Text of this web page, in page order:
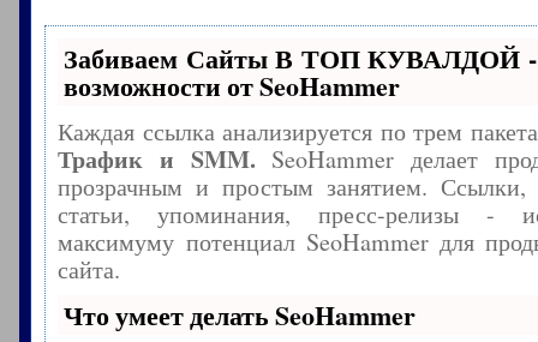
Забиваем Сайты В ТОП КУВАЛДОЙ -
возможности от SeoHammer
Каждая ссылка анализируется по трем
Трафик и SMM.SeoHammer делает
прозрачным и простым занятием. Ссылки,
статьи, упоминания, пресс-релизы -
максимуму потенциал SeoHammer для
сайта.
Что умеет делать SeoHammer